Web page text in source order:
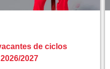
de ciclos
2027